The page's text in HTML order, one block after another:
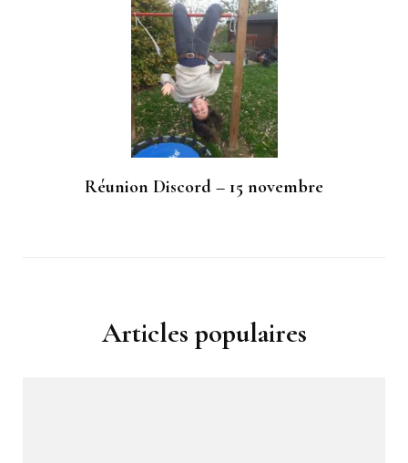
Réunion Discord – 15 novembre
Articles populaires